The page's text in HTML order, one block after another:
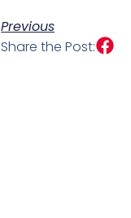
Previous
Share the Post: